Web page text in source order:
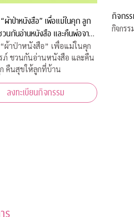
ผ้าป่าหนังสือ” เพื่อแม่ในคุก ลูก
วนกันอ่านหนังสือ และคืนพ่อจาก
ห้ลูกที่บ้าน
ผ้าป่าหนังสือ” เพื่อแม่ในคุก
ภ์ ชวนกันอ่านหนังสือ และคืน
คืนสุขให้ลูกที่บ้าน
ลงทะเบียนกิจกรรม
กิจกร
กิจกรร